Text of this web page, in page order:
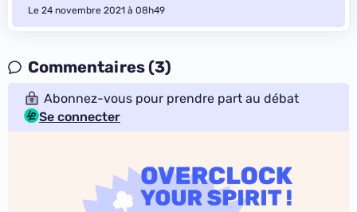
Le 24 novembre 2021 à 08h49
Commentaires (3)
Abonnez-vous pour prendre part au débat
Se connecter